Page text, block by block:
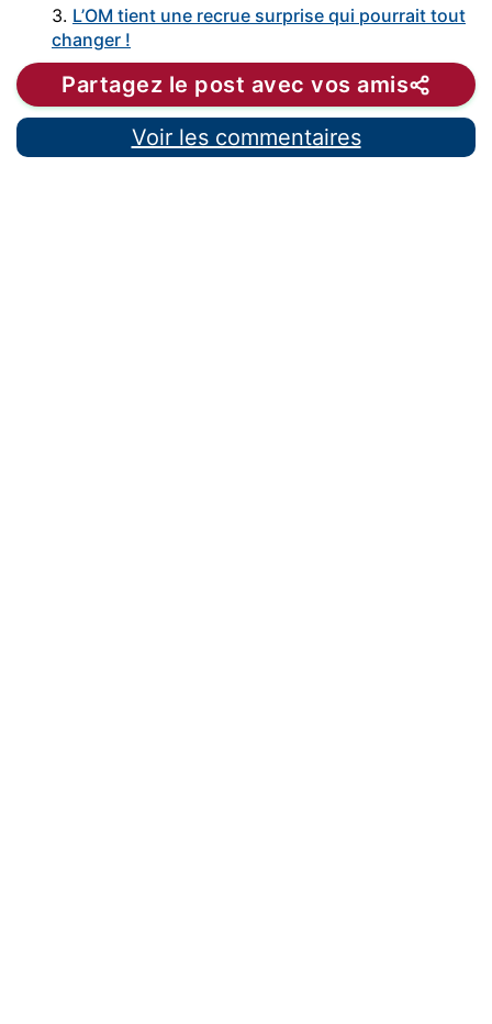
3. L’OM tient une recrue surprise qui pourrait tout
changer !
Partagez le post avec vos amis
Voir les commentaires